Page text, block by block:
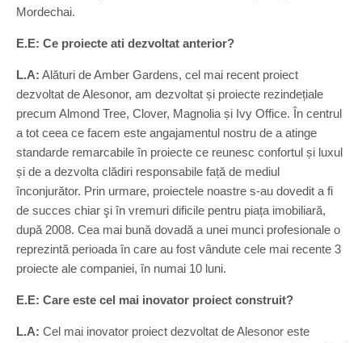
Mordechai.
E.E: Ce proiecte ati dezvoltat anterior?
L.A: Alături de Amber Gardens, cel mai recent proiect
dezvoltat de Alesonor, am dezvoltat și proiecte rezindețiale
precum Almond Tree, Clover, Magnolia și Ivy Office. În centrul
a tot ceea ce facem este angajamentul nostru de a atinge
standarde remarcabile în proiecte ce reunesc confortul și luxul
și de a dezvolta clădiri responsabile față de mediul
înconjurător. Prin urmare, proiectele noastre s-au dovedit a fi
de succes chiar şi în vremuri dificile pentru piața imobiliară,
după 2008. Cea mai bună dovadă a unei munci profesionale o
reprezintă perioada în care au fost vândute cele mai recente 3
proiecte ale companiei, în numai 10 luni.
E.E: Care este cel mai inovator proiect construit?
L.A: Cel mai inovator proiect dezvoltat de Alesonor este